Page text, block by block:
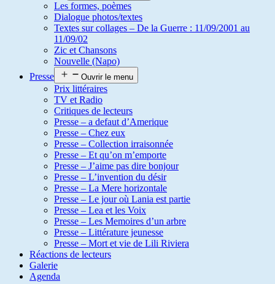
Les formes, poèmes
Dialogue photos/textes
Textes sur collages – De la Guerre : 11/09/2001 au
11/09/02
Zic et Chansons
Nouvelle (Napo)
Presse
Ouvrir le menu
Prix littéraires
TV et Radio
Critiques de lecteurs
Presse – a defaut d’Amerique
Presse – Chez eux
Presse – Collection irraisonnée
Presse – Et qu’on m’emporte
Presse – J’aime pas dire bonjour
Presse – L’invention du désir
Presse – La Mere horizontale
Presse – Le jour où Lania est partie
Presse – Lea et les Voix
Presse – Les Memoires d’un arbre
Presse – Littérature jeunesse
Presse – Mort et vie de Lili Riviera
Réactions de lecteurs
Galerie
Agenda